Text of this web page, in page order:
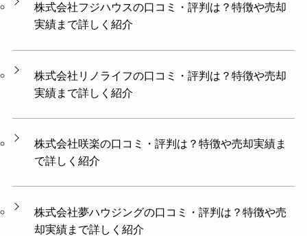
株式会社フジハウスの口コミ・評判は？特徴や売却
実績まで詳しく紹介
株式会社リノライフの口コミ・評判は？特徴や売却
実績まで詳しく紹介
株式会社咲楽の口コミ・評判は？特徴や売却実績ま
で詳しく紹介
株式会社夢ハウジングの口コミ・評判は？特徴や売
却実績まで詳しく紹介